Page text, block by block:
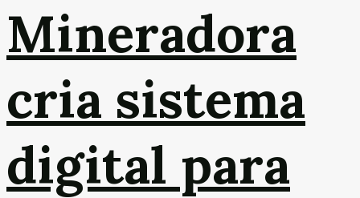
Mineradora
cria sistema
digital para